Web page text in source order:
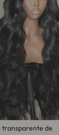
transparente de